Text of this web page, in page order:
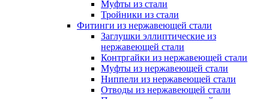
Муфты из стали
Тройники из стали
Фитинги из нержавеющей стали
Заглушки эллиптические из
нержавеющей стали
Контргайки из нержавеющей стали
Муфты из нержавеющей стали
Ниппели из нержавеющей стали
Отводы из нержавеющей стали